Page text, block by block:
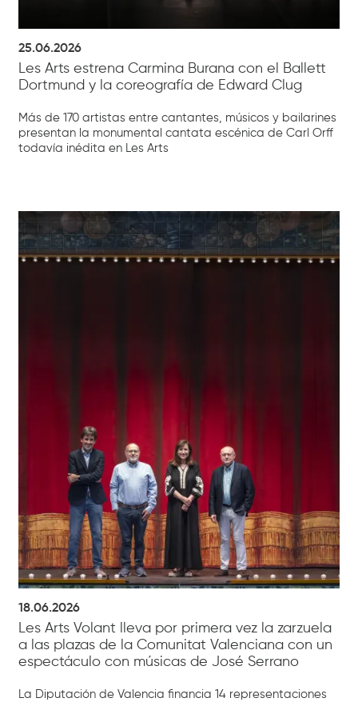
25.06.2026
Les Arts estrena Carmina Burana con el Ballett
Dortmund y la coreografía de Edward Clug
Más de 170 artistas entre cantantes, músicos y bailarines
presentan la monumental cantata escénica de Carl Orff
todavía inédita en Les Arts
18.06.2026
Les Arts Volant lleva por primera vez la zarzuela
a las plazas de la Comunitat Valenciana con un
espectáculo con músicas de José Serrano
La Diputación de Valencia financia 14 representaciones